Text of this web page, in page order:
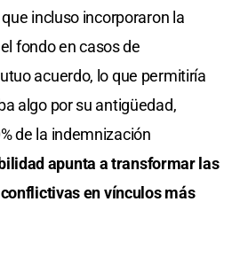
incluso incorporaron la
fondo en casos de
acuerdo, lo que permitiría
algo por su antigüedad,
de la indemnización
apunta a transformar las
en vínculos más